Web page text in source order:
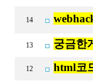
14
13 궁금한
12 html코